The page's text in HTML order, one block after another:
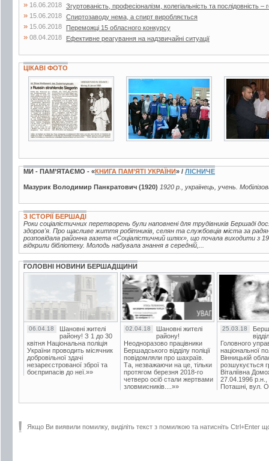
» 16.06.2018 Згуртованість, професіоналізм, колегіальність та послідовність –
» 15.06.2018 Спиртозаводу нема, а спирт виробляється
» 15.06.2018 Переможці 15 обласного конкурсу
» 08.04.2018 Ефективне реагування на надзвичайні ситуації
ЦІКАВІ ФОТО
20 фото 3 фото
МИ - ПАМ’ЯТАЄМО - «КНИГА ПАМ’ЯТІ УКРАЇНИ» / ЛІСНИЧЕ
Мазурик Володимир Панкратович (1920) 1920 р., українець, учень.
З ІСТОРІЇ БЕРШАДІ
Роки соціалістичних перетворень були наповнені для трудівників Бершаді
здоров'я. Про щасливе життя робітників, селян та службовців міста за
розповідала районна газета «Соціалістичний шлях», що почала виходити з
відкрили бібліотеку. Молодь набувала знання в середній,...
ГОЛОВНІ НОВИНИ БЕРШАДЩИНИ
06.04.18
Шановні жителі
району! З 1 до 30
квітня Національна поліція
України проводить місячник
добровільної здачі
незареєстрованої зброї та
боєприпасів до неї.»»
02.04.18
Шановні жителі
району!
Неодноразово працівники
Бершадського відділу поліції
повідомляли про шахраїв.
Та, незважаючи на це, тільки
протягом березня 2018-го
четверо осіб стали жертвами
зловмисників....»»
25.03.18
Головного
національної
Вінницькій
розшукується
Віталіївна
27.04.1996 р.н.,
Поташні, вул.
Якщо Ви виявили помилку, виділіть текст з помилкою та натисніть Ctrl+Enter